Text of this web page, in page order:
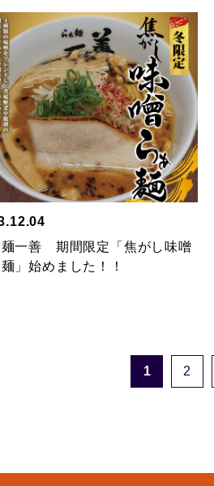
麺一善 期間限定「焦がし味噌
」始めました！！
1 2